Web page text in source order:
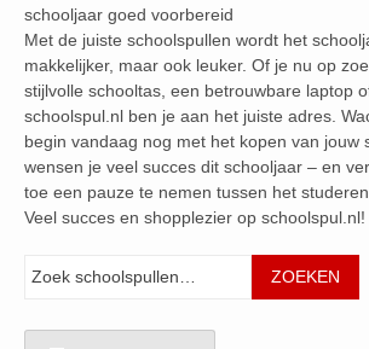
schooljaar goed voorbereid
Met de juiste schoolspullen wordt het
makkelijker, maar ook leuker. Of je nu op
stijlvolle schooltas, een betrouwbare laptop
schoolspul.nl ben je aan het juiste adres.
begin vandaag nog met het kopen van jouw
wensen je veel succes dit schooljaar – en
toe een pauze te nemen tussen het
Veel succes en shopplezier op schoolspul.nl!
ZOEKEN